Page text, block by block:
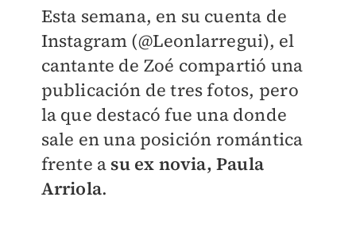
Esta semana, en su cuenta de
Instagram (@Leonlarregui), el
cantante de Zoé compartió una
publicación de tres fotos, pero
la que destacó fue una donde
sale en una posición romántica
frente a su ex novia, Paula
Arriola.